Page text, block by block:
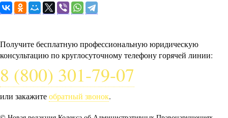
Получите бесплатную профессиональную юридическую
консультацию по круглосуточному телефону горячей линии:
8 (800) 301-79-07
или закажитеобратный звонок.